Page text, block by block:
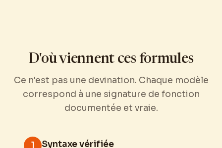
D'où viennent ces formules
Ce n'est pas une devination. Chaque modèle
correspond à une signature de fonction
documentée et vraie.
1 Syntaxe vérifiée